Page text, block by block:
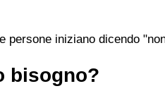
iniziano dicendo
bisogno?